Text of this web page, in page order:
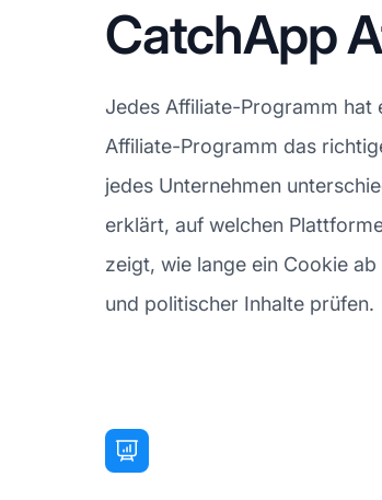
CatchApp
Jedes Affiliate-Programm hat
Affiliate-Programm das
jedes Unternehmen
erklärt, auf welchen
zeigt, wie lange ein Cookie
und politischer Inhalte prüfen.